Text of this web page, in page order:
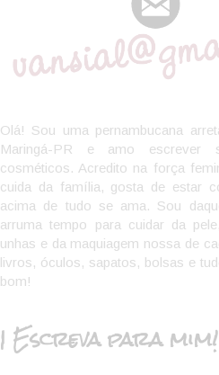
Olá! Sou uma pernambucana
Maringá-PR e amo escrever
cosméticos. Acredito na força
cuida da família, gosta de estar
acima de tudo se ama. Sou
arruma tempo para cuidar da
unhas e da maquiagem nossa de
livros, óculos, sapatos, bolsas e
bom!
| Escreva para